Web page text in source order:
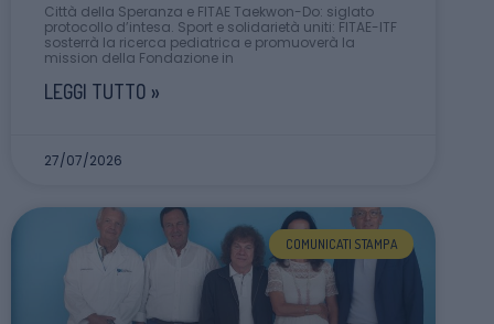
Città della Speranza e FITAE Taekwon-Do: siglato
protocollo d’intesa. Sport e solidarietà uniti: FITAE-ITF
sosterrà la ricerca pediatrica e promuoverà la
mission della Fondazione in
LEGGI TUTTO »
27/07/2026
COMUNICATI STAMPA